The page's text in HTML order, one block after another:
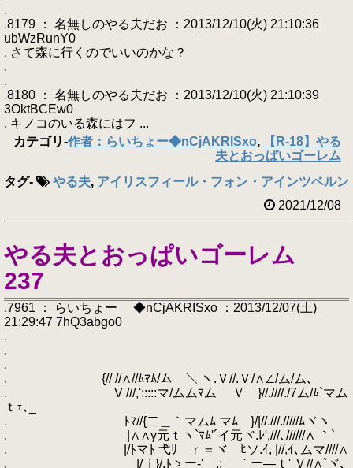
.
.8179 ： 名無しのやる夫だお ：2013/12/10(火) 21:10:36
ubWzRunY0
. さて森に行くのでいいのかな？
.
.
.8180 ： 名無しのやる夫だお ：2013/12/10(火) 21:10:39
3OktBCEw0
. キノコのいる森にはフ ...
カテゴリ-作者：らいちょー◆nCjAKRISxo,
【R-18】やる
夫とおっぱいゴーレム
タグ- やる夫, アイリスフィール・フォン・アインツベルン
2021/12/08
やる夫とおっぱいゴーレム
237
.7961 ： らいちょー ◆nCjAKRISxo ：2013/12/07(土)
21:29:47 7hQ3abgo0
.
.
.
. {// //∧//ﾑﾏﾑ/ム ＼ ヽ.Ｖ//.Ｖ/∧∠/ム/ム､
. V ///,':::::マ/ムムﾏム Ｖ }//.////./7ム/ﾑ`マム
ｔｪ､_
. ﾄﾏ//{二＿｀マムﾑ マﾑ }/|//.///./////ﾑヾヽ
. |∧∧γ元ｔヽ`ﾏﾑ'´イ元ヾ.ﾚ',///､//////∧ ｀`
. |/ﾄマﾄ 弋ﾘ ｒ＝ヾ ﾋソ.ｲ, |//,ｲ､ムマ////∧
. |/ｊ}/,ﾄゝー‐' .: ｀ー―ｔ' Ｖ//∧`ヾ､